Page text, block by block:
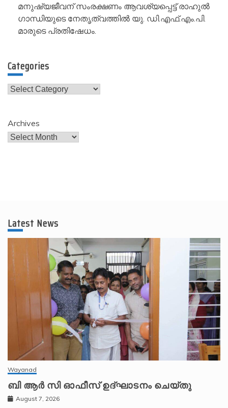
മനുഷ്യജീവന് സംരക്ഷണം ആവശ്യപ്പെട്ട് രാഹുൽ
ഗാന്ധിയുടെ നേതൃത്വത്തിൽ യു. ഡി.എഫ്.എം.പി.
മാരുടെ പ്രതിഷേധം.
Categories
Categories
Archives
Latest News
Wayanad
ബി ആർ സി ഓഫീസ് ഉദ്ഘാടനം ചെയ്തു
August 7, 2026